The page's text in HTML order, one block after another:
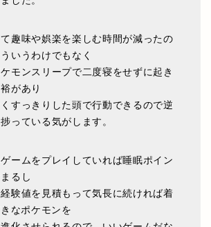
趣味や娯楽を楽しむ時間が減ったの
いうわけでもなく
モンスリープで二度寝をせずに起き
があり
すっきりした頭で行動できるので逆
っている気がします。
ームをプレイしていれば睡眠ポイン
るし
験値を見積もって気長に続ければ着
なポケモンを